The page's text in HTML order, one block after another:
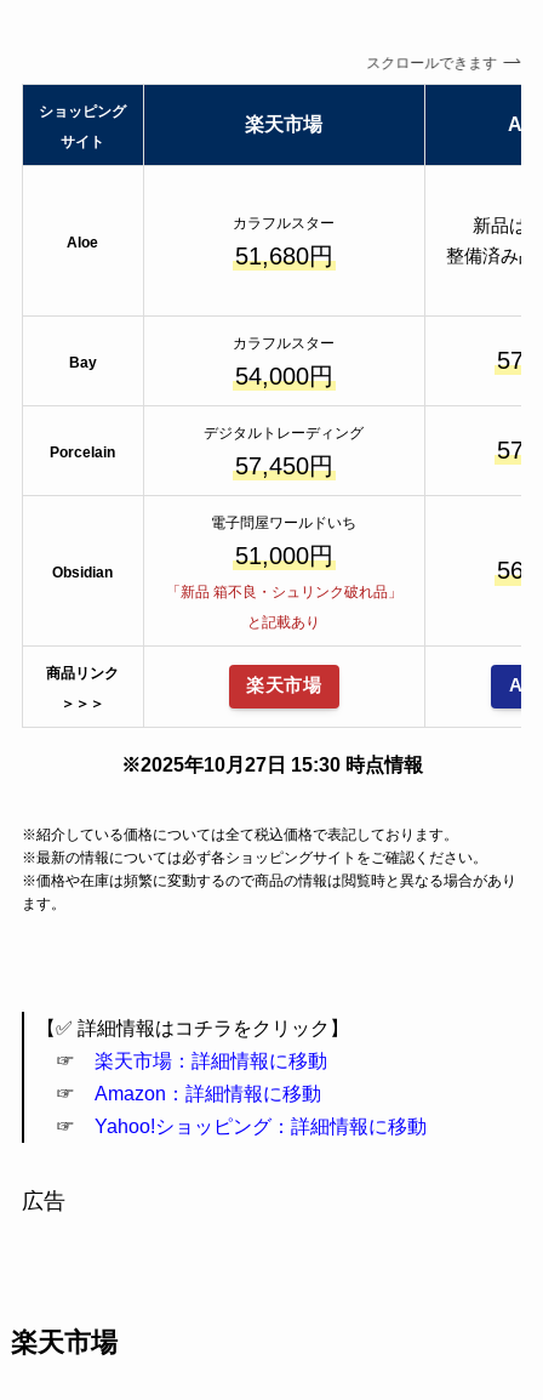
スクロールできます
ショッピング
サイト
楽天市場
Aloe
カラフルスター
51,680円
新品は
整備済み品
Bay
カラフルスター
54,000円
Porcelain
デジタルトレーディング
57,450円
Obsidian
電子問屋ワールドいち
51,000円
「新品 箱不良・シュリンク破れ品」
と記載あり
商品リンク
＞＞＞
楽天市場
※2025年10月27日 15:30 時点情報
※紹介している価格については全て税込価格で表記しております。
※最新の情報については必ず各ショッピングサイトをご確認ください。
※価格や在庫は頻繁に変動するので商品の情報は閲覧時と異なる場合があり
ます。
【✅️ 詳細情報はコチラをクリック】
☞ 楽天市場：詳細情報に移動
☞ Amazon：詳細情報に移動
☞ Yahoo!ショッピング：詳細情報に移動
広告
楽天市場